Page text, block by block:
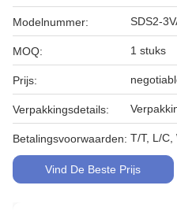
Modelnummer: SDS2-
MOQ: 1 stuks
Prijs:
Verpakkingsdetails:
Betalingsvoorwaarden: T/T, L/C,
Vind De Beste Prijs